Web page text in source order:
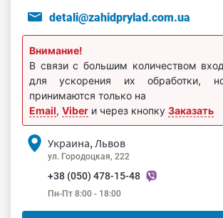
detali@zahidprylad.com.ua
Внимание!
В связи с большим количеством
для ускорения их обработки,
принимаются только на
Email, Viber и через кнопку Заказать
Украина, Львов
ул. Городоцкая, 222
+38 (050) 478-15-48
Пн-Пт 8:00 - 18:00